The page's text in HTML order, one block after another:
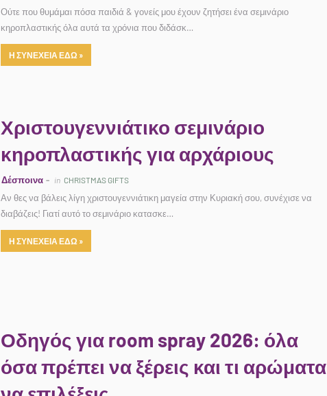
Ούτε που θυμάμαι πόσα παιδιά & γονείς μου έχουν ζητήσει ένα σεμινάριο
κηροπλαστικής όλα αυτά τα χρόνια που διδάσκ…
Η ΣΥΝΕΧΕΙΑ ΕΔΩ »
Χριστουγεννιάτικο σεμινάριο
κηροπλαστικής για αρχάριους
Δέσποινα in CHRISTMAS GIFTS
Αν θες να βάλεις λίγη χριστουγεννιάτικη μαγεία στην Κυριακή σου, συνέχισε να
διαβάζεις! Γιατί αυτό το σεμινάριο κατασκε…
Η ΣΥΝΕΧΕΙΑ ΕΔΩ »
Οδηγός για room spray 2026: όλα
όσα πρέπει να ξέρεις και τι αρώματα